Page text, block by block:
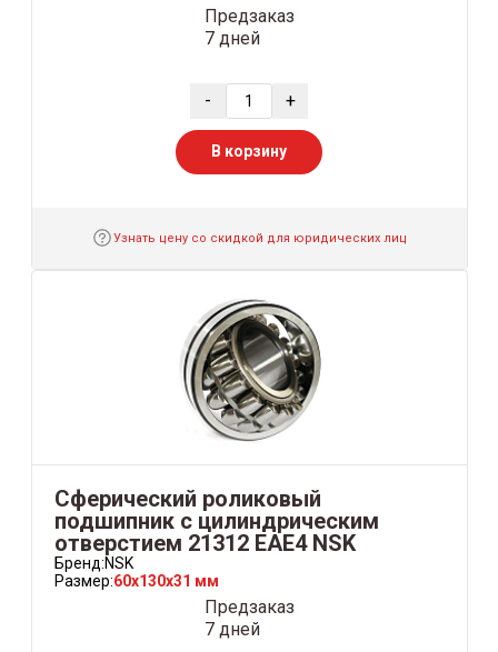
Предзаказ
7 дней
- +
В корзину
Узнать цену со скидкой для юридических лиц
Сферический роликовый
подшипник с цилиндрическим
отверстием 21312 EAE4 NSK
Бренд:NSK
Размер:60x130x31 мм
Предзаказ
7 дней